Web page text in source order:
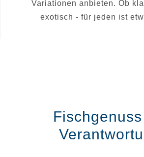
Variationen anbieten. Ob
exotisch - für jeden ist